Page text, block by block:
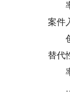
率
案件
创
替代
率